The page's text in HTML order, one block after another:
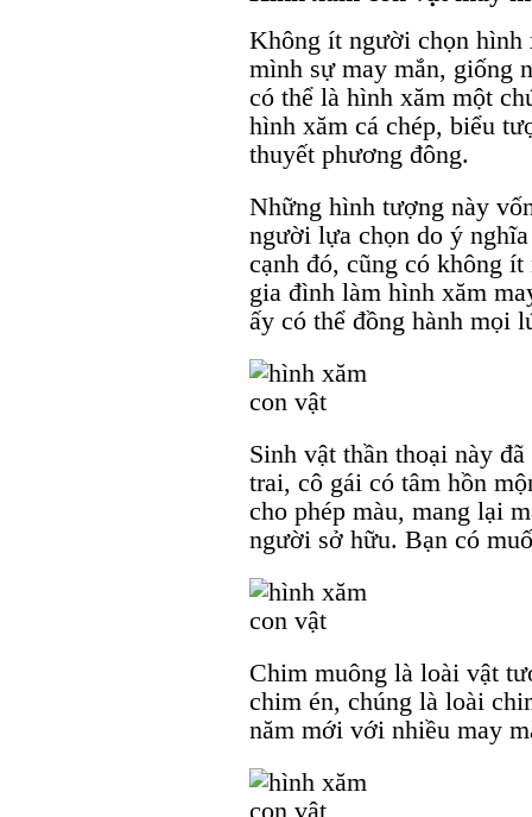
Không ít người chọn
mình sự may mắn, giống
có thể là hình xăm một
hình xăm cá chép, biểu
thuyết phương đông.
Những hình tượng này
người lựa chọn do ý
cạnh đó, cũng có không
gia đình làm hình xăm
ấy có thể đồng hành mọi
Sinh vật thần thoại này
trai, cô gái có tâm hồn
cho phép màu, mang lại
người sở hữu. Bạn có
Chim muông là loài vật
chim én, chúng là loài
năm mới với nhiều may